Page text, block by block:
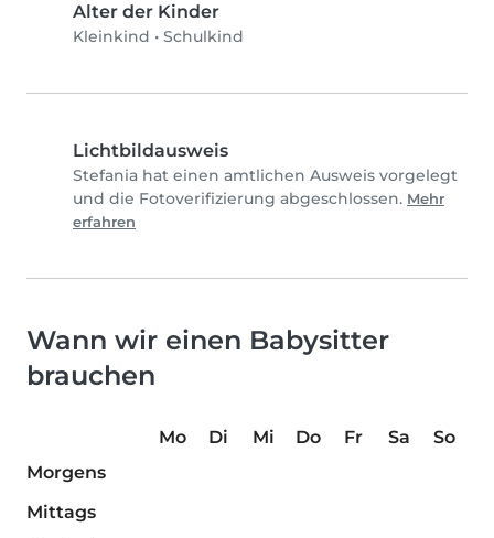
Alter der Kinder
Kleinkind • Schulkind
Lichtbildausweis
Stefania hat einen amtlichen Ausweis vorgelegt
und die Fotoverifizierung abgeschlossen. Mehr
erfahren
Wann wir einen Babysitter
brauchen
Mo Di Mi Do Fr Sa
So
Morgens
Mittags